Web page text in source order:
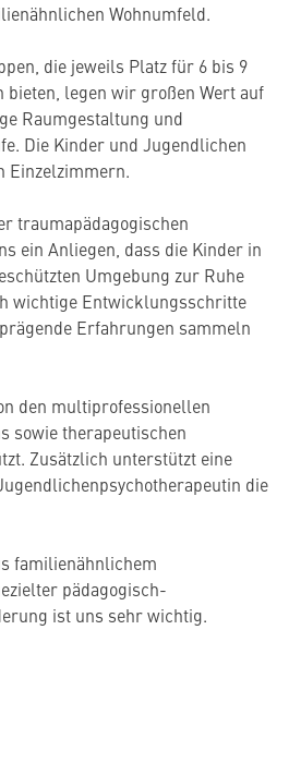
Wohnumfeld.
die jeweils Platz für 6 bis 9
bieten, legen wir großen Wert auf
Raumgestaltung und
Die Kinder und Jugendlichen
Einzelzimmern.
traumapädagogischen
ein Anliegen, dass die Kinder in
Umgebung zur Ruhe
wichtige Entwicklungsschritte
Erfahrungen sammeln
den multiprofessionellen
sowie therapeutischen
Zusätzlich unterstützt eine
die
familienähnlichem
pädagogisch-
ist uns sehr wichtig.